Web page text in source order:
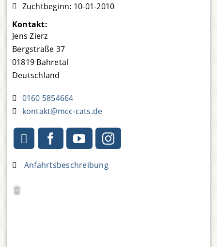
Zuchtbeginn: 10-01-2010
Kontakt:
Jens Zierz
Bergstraße 37
01819 Bahretal
Deutschland
0160 5854664
kontakt@mcc-cats.de
Anfahrtsbeschreibung anfordern